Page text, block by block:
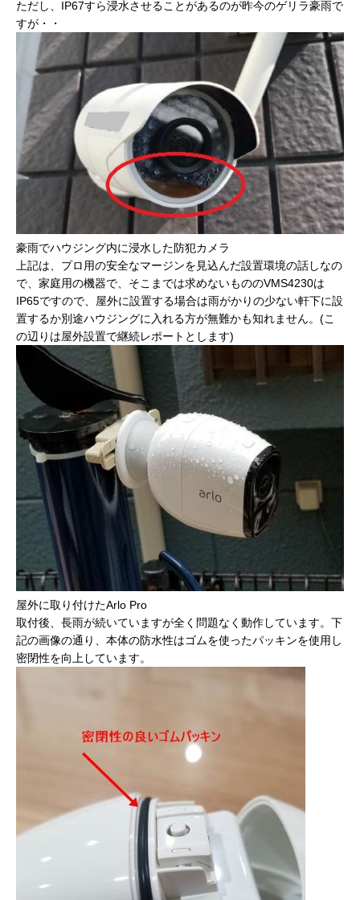
ただし、IP67すら浸水させることがあるのが昨今のゲリラ豪雨で
すが・・
豪雨でハウジング内に浸水した防犯カメラ
上記は、プロ用の安全なマージンを見込んだ設置環境の話しなの
で、家庭用の機器で、そこまでは求めないもののVMS4230は
IP65ですので、屋外に設置する場合は雨がかりの少ない軒下に設
置するか別途ハウジングに入れる方が無難かも知れません。(こ
の辺りは屋外設置で継続レポートとします)
屋外に取り付けたArlo Pro
取付後、長雨が続いていますが全く問題なく動作しています。下
記の画像の通り、本体の防水性はゴムを使ったパッキンを使用し
密閉性を向上しています。